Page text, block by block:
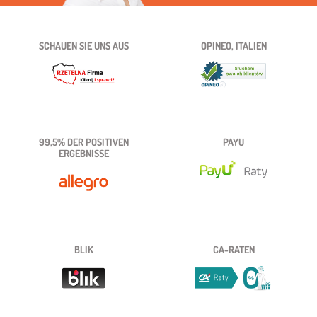
SCHAUEN SIE UNS AUS OPINEO, ITALIEN
99,5% DER POSITIVEN
ERGEBNISSE
PAYU
BLIK CA-RATEN